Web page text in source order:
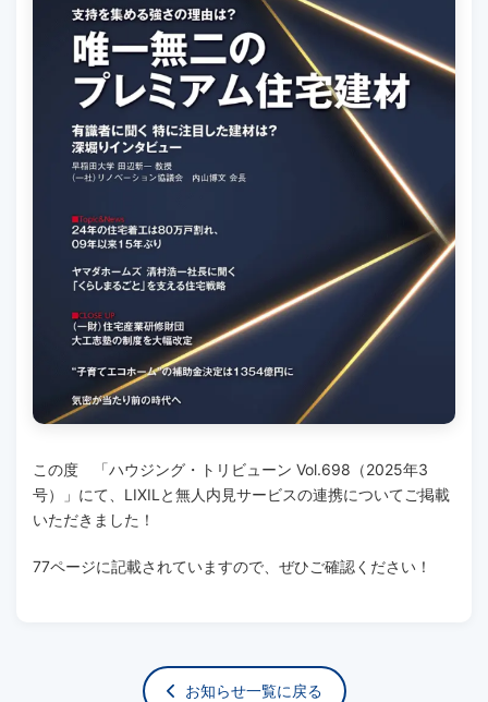
この度 「ハウジング・トリビューン Vol.698（2025年3
号）」にて、LIXILと無人内見サービスの連携についてご掲載
いただきました！
77ページに記載されていますので、ぜひご確認ください！
お知らせ一覧に戻る